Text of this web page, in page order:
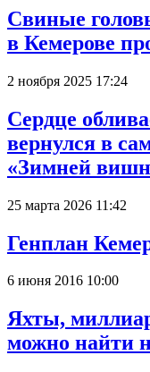
Свиные
в Кемерове
2 ноября 2025 17:24
Сердце
вернулся в
«Зимней
25 марта 2026 11:42
Генплан
6 июня 2016 10:00
Яхты,
можно найти